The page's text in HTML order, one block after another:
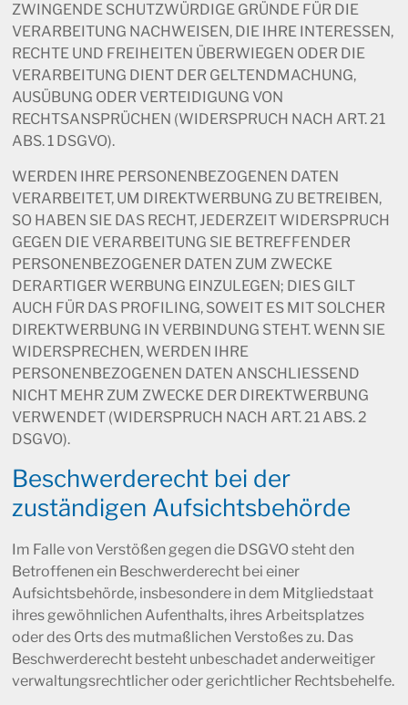
ZWINGENDE SCHUTZWÜRDIGE GRÜNDE FÜR DIE
VERARBEITUNG NACHWEISEN, DIE IHRE INTERESSEN,
RECHTE UND FREIHEITEN ÜBERWIEGEN ODER DIE
VERARBEITUNG DIENT DER GELTENDMACHUNG,
AUSÜBUNG ODER VERTEIDIGUNG VON
RECHTSANSPRÜCHEN (WIDERSPRUCH NACH ART. 21
ABS. 1 DSGVO).
WERDEN IHRE PERSONENBEZOGENEN DATEN
VERARBEITET, UM DIREKTWERBUNG ZU BETREIBEN,
SO HABEN SIE DAS RECHT, JEDERZEIT WIDERSPRUCH
GEGEN DIE VERARBEITUNG SIE BETREFFENDER
PERSONENBEZOGENER DATEN ZUM ZWECKE
DERARTIGER WERBUNG EINZULEGEN; DIES GILT
AUCH FÜR DAS PROFILING, SOWEIT ES MIT SOLCHER
DIREKTWERBUNG IN VERBINDUNG STEHT. WENN SIE
WIDERSPRECHEN, WERDEN IHRE
PERSONENBEZOGENEN DATEN ANSCHLIESSEND
NICHT MEHR ZUM ZWECKE DER DIREKTWERBUNG
VERWENDET (WIDERSPRUCH NACH ART. 21 ABS. 2
DSGVO).
Beschwerde­recht bei der
zuständigen Aufsichts­behörde
Im Falle von Verstößen gegen die DSGVO steht den
Betroffenen ein Beschwerderecht bei einer
Aufsichtsbehörde, insbesondere in dem Mitgliedstaat
ihres gewöhnlichen Aufenthalts, ihres Arbeitsplatzes
oder des Orts des mutmaßlichen Verstoßes zu. Das
Beschwerderecht besteht unbeschadet anderweitiger
verwaltungsrechtlicher oder gerichtlicher Rechtsbehelfe.